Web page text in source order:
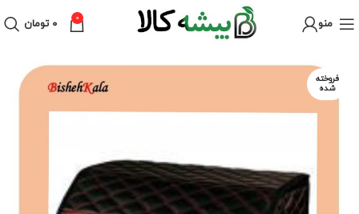
منو 0 ۰ تومان
فروخته
شده